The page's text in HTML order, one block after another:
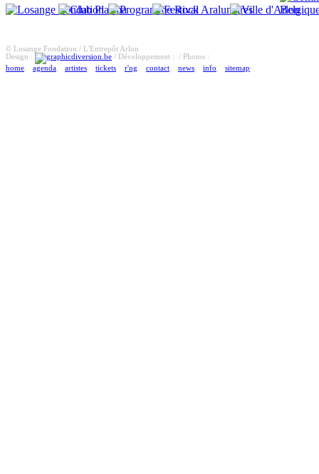
© Losange Fondation / L'Entrepôt Arlon
Design :
/ Développement :
/ Photos :
home
agenda artistes tickets r'ng contact news info sitemap